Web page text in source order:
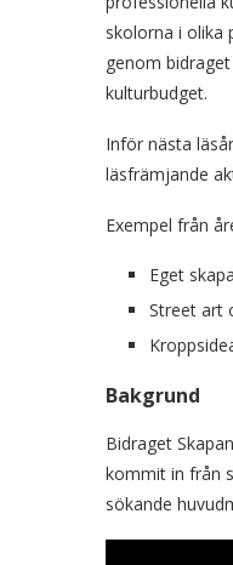
skolorna i olika
genom
kulturbudget.
Inför nästa
läsfrämjande
Exempel från
Eget
Street art
Bakgrund
Bidraget
kommit in från
sökande